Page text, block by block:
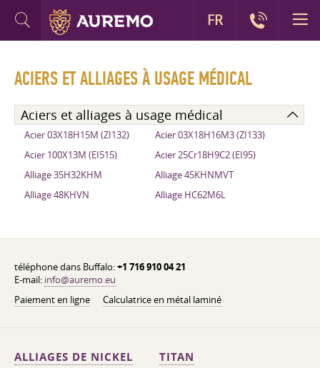
ACIERS ET ALLIAGES À USAGE MÉDICAL
Aciers et alliages à usage médical
Acier 03X18H15M (ZI132)
Acier 03X18H16M3 (ZI133)
Acier 100X13M (EI515)
Acier 25Cr18H9C2 (EI95)
Alliage 35H32KHM
Alliage 45KHNMVT
Alliage 48KHVN
Alliage HC62M6L
téléphone dans Buffalo:+1 716 910 04 21
E-mail: info@auremo.eu
Paiement en ligne
Calculatrice en métal laminé
ALLIAGES DE NICKEL TITAN
FR